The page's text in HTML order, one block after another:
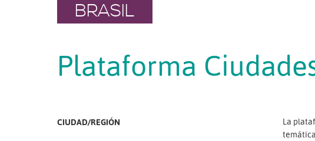
BRASIL
Plataforma
CIUDAD/REGIÓN
La